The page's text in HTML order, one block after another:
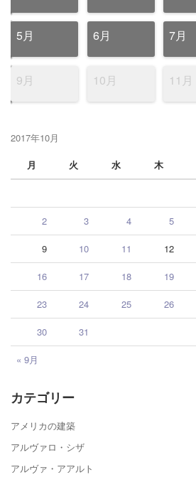
5月 6月 7月
9月 10月 11月
2017年10月
月
火 水 木
« 9月
2 3 4 5
9 10 11 12
16 17 18 19
23 24 25 26
30 31
カテゴリー
アメリカの建築
アルヴァロ・シザ
アルヴァ・アアルト